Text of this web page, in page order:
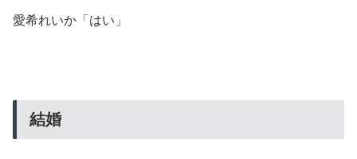
愛希れいか「はい」
結婚